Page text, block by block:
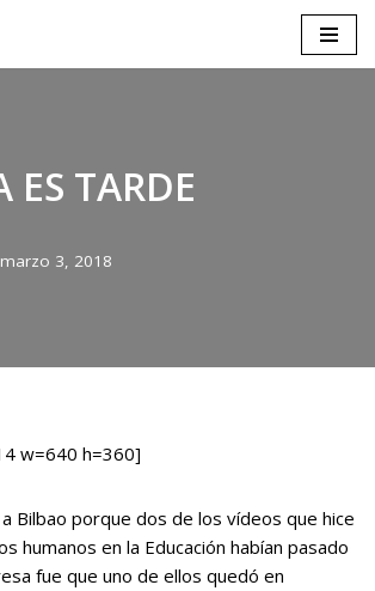
ES TARDE
marzo 3, 2018
w=640 h=360]
Bilbao porque dos de los vídeos que hice
humanos en la Educación habían pasado
fue que uno de ellos quedó en